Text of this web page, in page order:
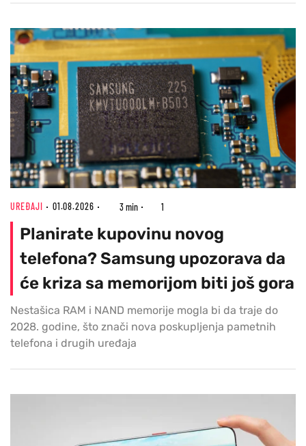
UREĐAJI 01.08.2026 3 min 1
Planirate kupovinu novog
telefona? Samsung upozorava da
će kriza sa memorijom biti još gora
Nestašica RAM i NAND memorije mogla bi da traje do
2028. godine, što znači nova poskupljenja pametnih
telefona i drugih uređaja